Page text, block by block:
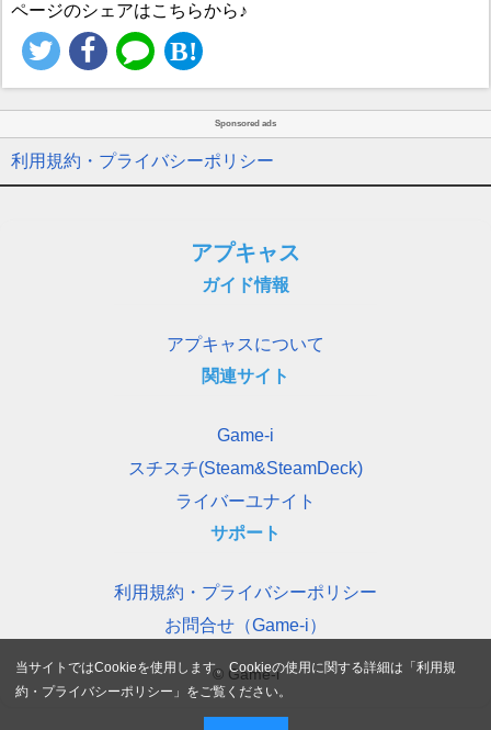
ページのシェアはこちらから♪
Sponsored ads
利用規約・プライバシーポリシー
アプキャス
ガイド情報
アプキャスについて
関連サイト
Game-i
スチスチ(Steam&SteamDeck)
ライバーユナイト
サポート
利用規約・プライバシーポリシー
お問合せ（Game-i）
© Game-i
当サイトではCookieを使用します。Cookieの使用に関する詳細は「利用規
約・プライバシーポリシー 」をご覧ください。